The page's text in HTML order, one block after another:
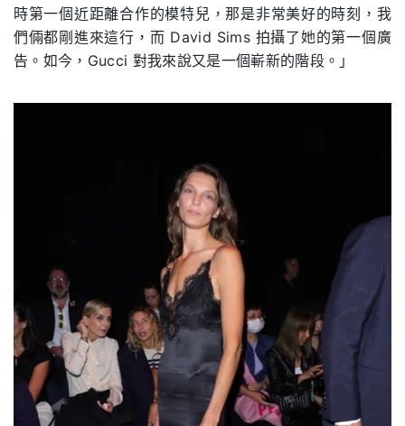
時第一個近距離合作的模特兒，那是非常美好的時刻，我
們倆都剛進來這行，而 David Sims 拍攝了她的第一個廣
告。如今，Gucci 對我來說又是一個嶄新的階段。」